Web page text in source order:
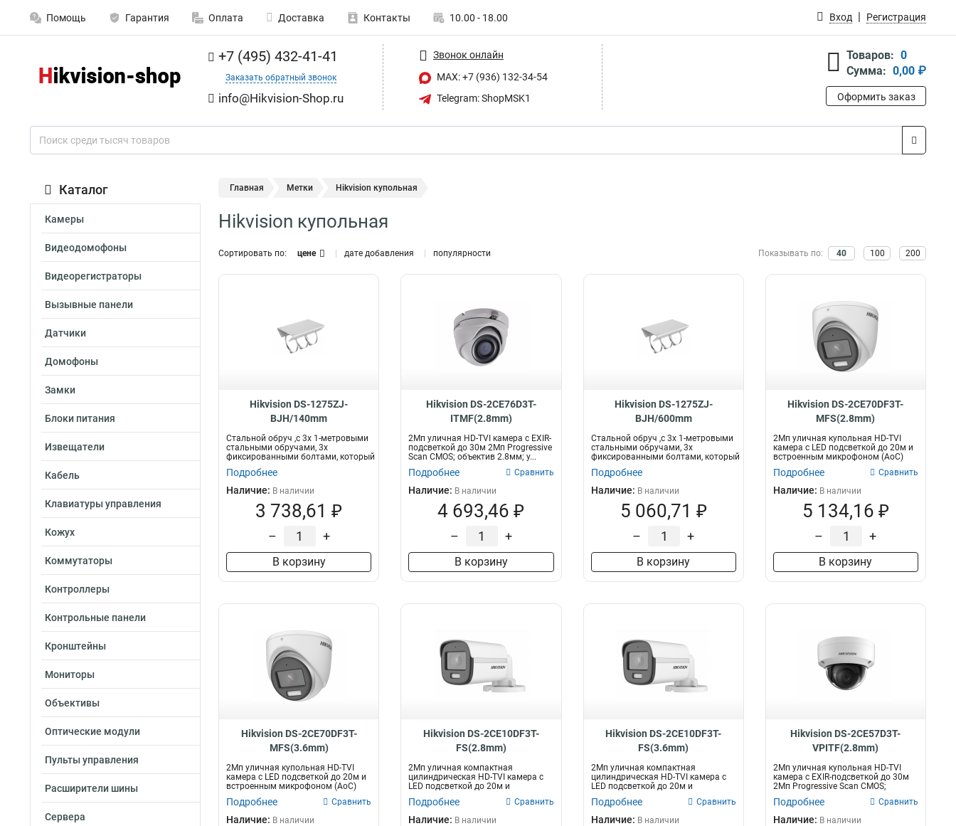
Помощь Гарантия Оплата Доставка Контакты 10.00 - 18.00 Вход Регистрация
+7 (495) 432-41-41
Заказать обратный звонок
info@Hikvision-Shop.ru
Звонок онлайн
MAX: +7 (936) 132-34-54
Telegram: ShopMSK1
Товаров: 0
Сумма: 0,00 ₽
Оформить заказ
Каталог
Камеры
Видеодомофоны
Видеорегистраторы
Вызывные панели
Датчики
Домофоны
Замки
Блоки питания
Извещатели
Кабель
Клавиатуры управления
Кожух
Коммутаторы
Контроллеры
Контрольные панели
Кронштейны
Мониторы
Объективы
Оптические модули
Пульты управления
Расширители шины
Сервера
Главная Метки Hikvision купольная
Hikvision купольная
Сортировать по: цене дате добавления популярности Показывать по: 40 100 200
Hikvision DS-1275ZJ-
BJH/140mm
Стальной обруч ,с 3x 1-метровыми
стальными обручами, 3x
фиксированными болтами, который
можно п...
Подробнее
Наличие: В наличии
3 738,61 ₽
– +
В корзину
Hikvision DS-2CE76D3T-
ITMF(2.8mm)
2Мп уличная HD-TVI камера с EXIR-
подсветкой до 30м 2Мп Progressive
Scan CMOS; объектив 2.8мм; у...
Подробнее Сравнить
Наличие: В наличии
4 693,46 ₽
– +
В корзину
Hikvision DS-1275ZJ-
BJH/600mm
Стальной обруч ,с 3x 1-метровыми
стальными обручами, 3x
фиксированными болтами, который
можно п...
Подробнее
Наличие: В наличии
5 060,71 ₽
– +
В корзину
Hikvision DS-2CE70DF3T-
MFS(2.8mm)
2Мп уличная купольная HD-TVI
камера с LED подсветкой до 20м и
встроенным микрофоном (AoC)
Подробнее Сравнить
Наличие: В наличии
5 134,16 ₽
– +
В корзину
Hikvision DS-2CE70DF3T-
MFS(3.6mm)
2Мп уличная купольная HD-TVI
камера с LED подсветкой до 20м и
встроенным микрофоном (AoC)
Подробнее Сравнить
Наличие: В наличии
Hikvision DS-2CE10DF3T-
FS(2.8mm)
2Мп уличная компактная
цилиндрическая HD-TVI камера с
LED подсветкой до 20м и
встроенным микроф...
Подробнее Сравнить
Наличие: В наличии
Hikvision DS-2CE10DF3T-
FS(3.6mm)
2Мп уличная компактная
цилиндрическая HD-TVI камера с
LED подсветкой до 20м и
встроенным микроф...
Подробнее Сравнить
Наличие: В наличии
Hikvision DS-2CE57D3T-
VPITF(2.8mm)
2Мп уличная купольная HD-TVI
камера с EXIR-подсветкой до 30м
2Мп Progressive Scan CMOS;
объекти...
Подробнее Сравнить
Наличие: В наличии